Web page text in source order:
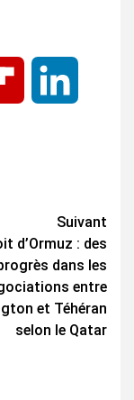
Flipboard
Suivant
d’Ormuz : des
dans les
entre
et Téhéran
selon le Qatar